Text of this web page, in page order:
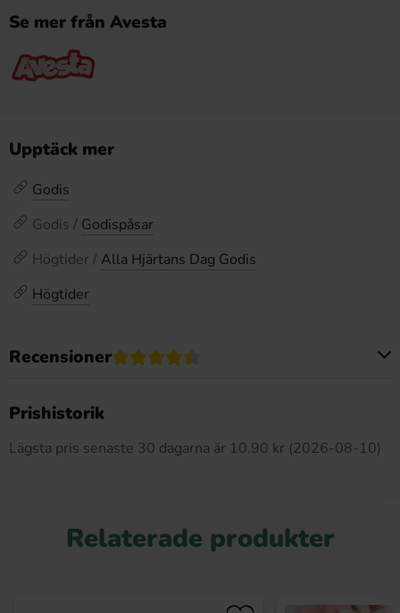
Se mer från Avesta
Upptäck mer
Godis
Godis / Godispåsar
Högtider / Alla Hjärtans Dag Godis
Högtider
Recensioner
Prishistorik
Lägsta pris senaste 30 dagarna är 10.90 kr (2026-08-10)
Relaterade produkter